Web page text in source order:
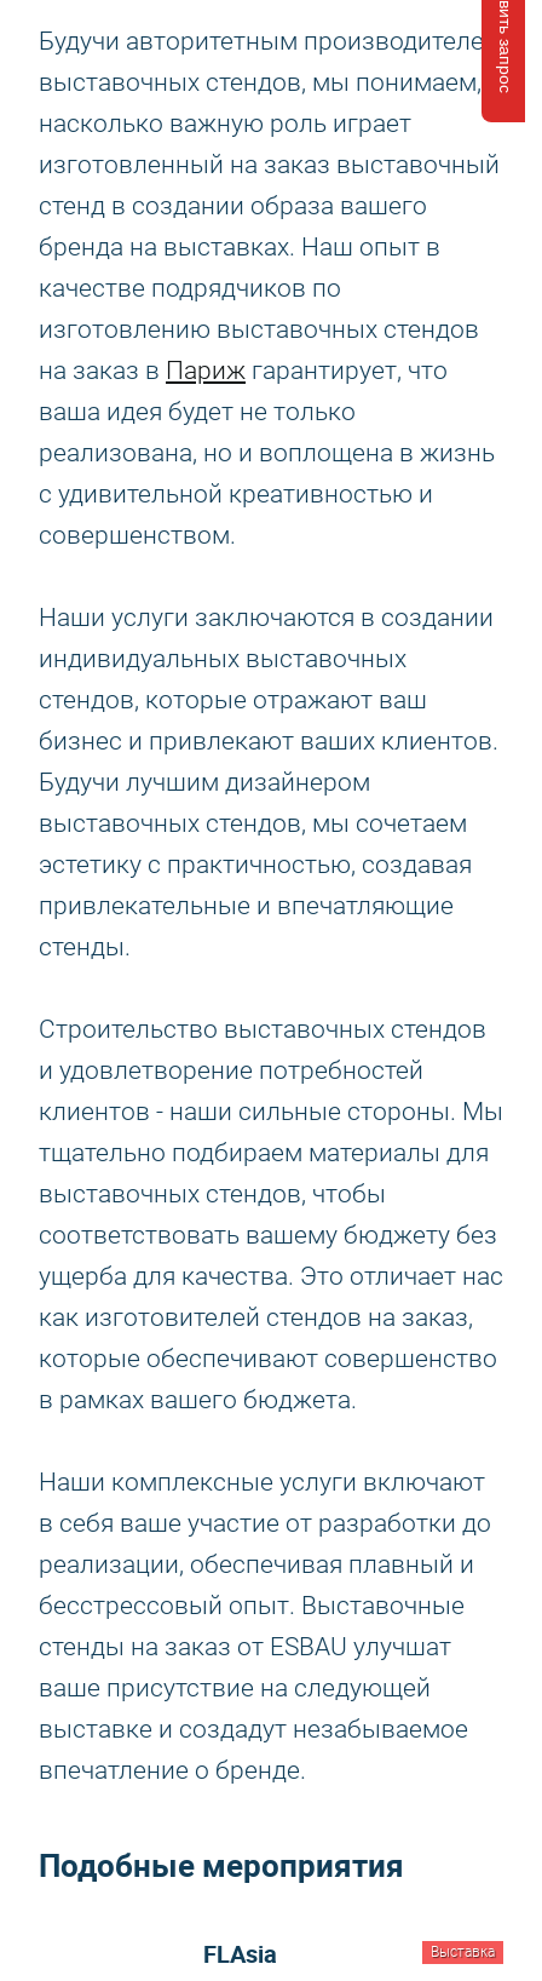
Будучи авторитетным производителем
выставочных стендов, мы понимаем,
насколько важную роль играет
изготовленный на заказ выставочный
стенд в создании образа вашего
бренда на выставках. Наш опыт в
качестве подрядчиков по
изготовлению выставочных стендов
на заказ в Париж гарантирует, что
ваша идея будет не только
реализована, но и воплощена в жизнь
с удивительной креативностью и
совершенством.
Наши услуги заключаются в создании
индивидуальных выставочных
стендов, которые отражают ваш
бизнес и привлекают ваших клиентов.
Будучи лучшим дизайнером
выставочных стендов, мы сочетаем
эстетику с практичностью, создавая
привлекательные и впечатляющие
стенды.
Строительство выставочных стендов
и удовлетворение потребностей
клиентов - наши сильные стороны. Мы
тщательно подбираем материалы для
выставочных стендов, чтобы
соответствовать вашему бюджету без
ущерба для качества. Это отличает нас
как изготовителей стендов на заказ,
которые обеспечивают совершенство
в рамках вашего бюджета.
Наши комплексные услуги включают
в себя ваше участие от разработки до
реализации, обеспечивая плавный и
бесстрессовый опыт. Выставочные
стенды на заказ от ESBAU улучшат
ваше присутствие на следующей
выставке и создадут незабываемое
впечатление о бренде.
Подобные мероприятия
Выставка
FLAsia